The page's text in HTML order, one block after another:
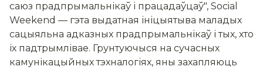
саюз прадпрымальнікаў і працадаўцаў", Social
Weekend — гэта выдатная ініцыятыва маладых
сацыяльна адказных прадпрымальнікаў і тых, хто
іх падтрымлівае. Грунтуючыся на сучасных
камунікацыйных тэхналогіях, яны захапляюць